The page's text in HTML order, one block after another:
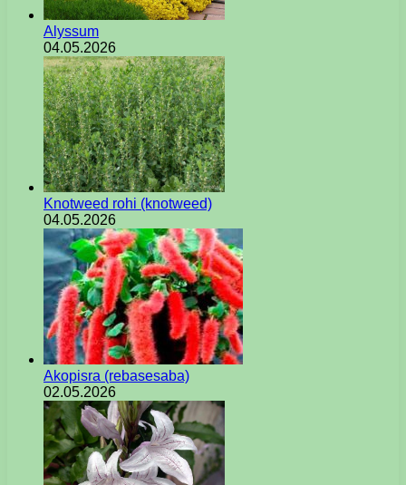
Alyssum
04.05.2026
Knotweed rohi (knotweed)
04.05.2026
Akopisra (rebasesaba)
02.05.2026